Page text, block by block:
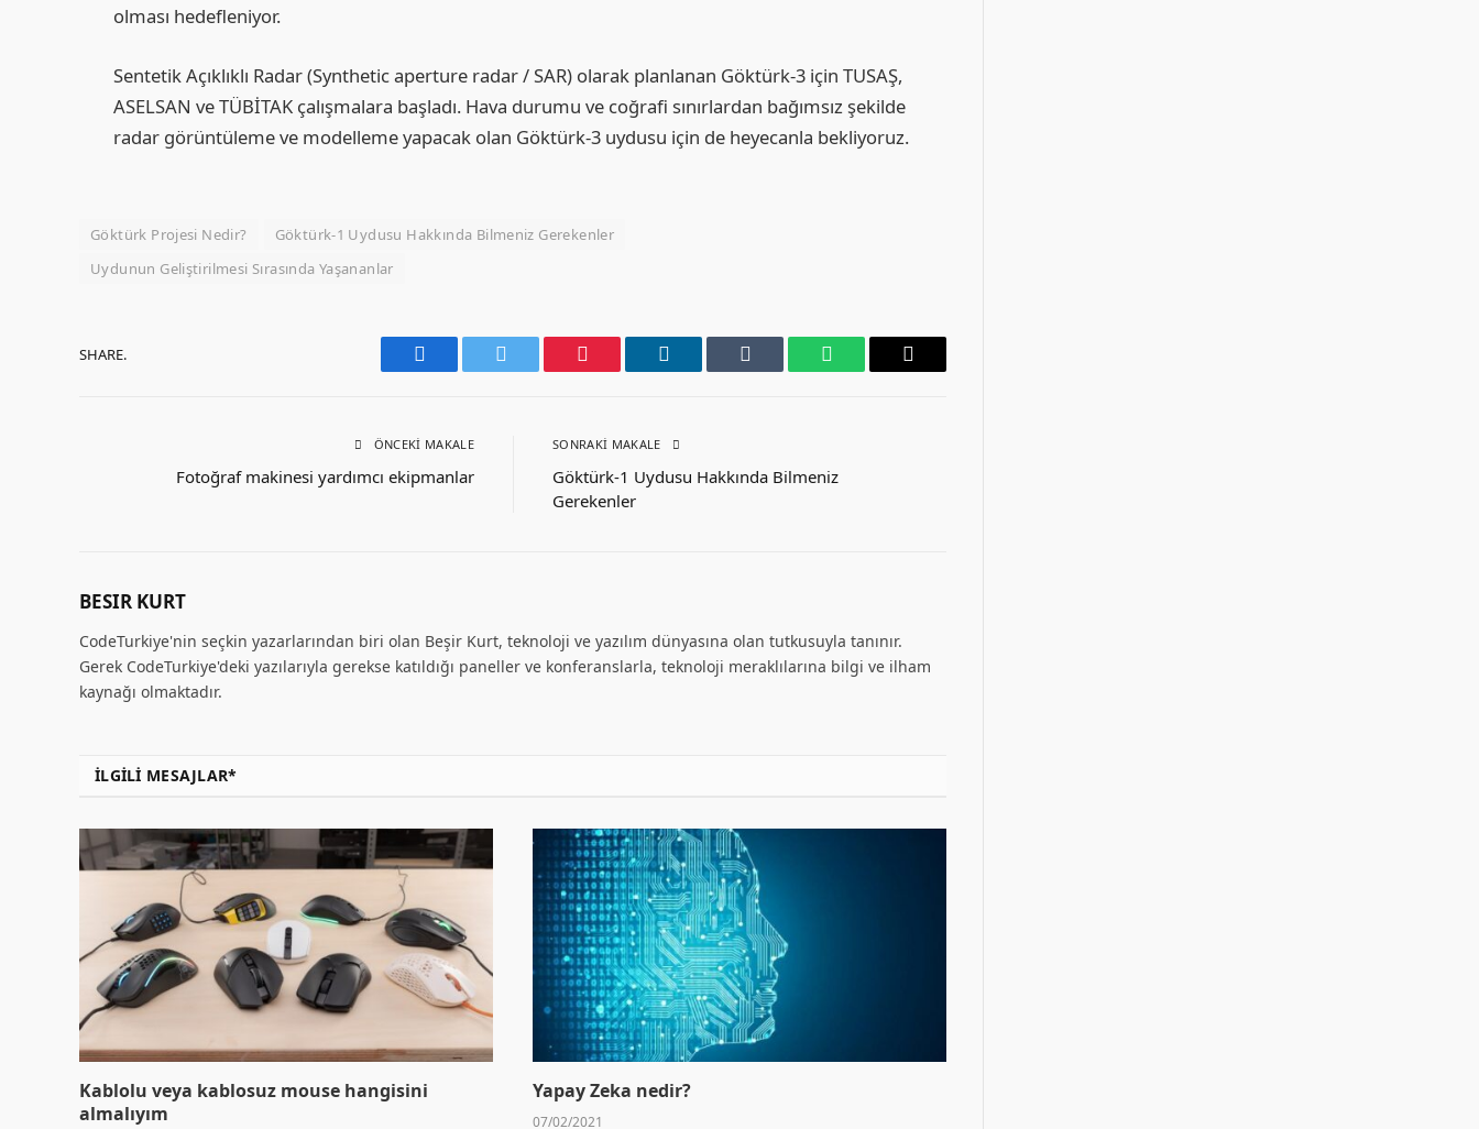
olması hedefleniyor.
Sentetik Açıklıklı Radar (Synthetic aperture radar / SAR) olarak planlanan Göktürk-3 için TUSAŞ,
ASELSAN ve TÜBİTAK çalışmalara başladı. Hava durumu ve coğrafi sınırlardan bağımsız şekilde
radar görüntüleme ve modelleme yapacak olan Göktürk-3 uydusu için de heyecanla bekliyoruz.
Göktürk Projesi Nedir?
Göktürk-1 Uydusu Hakkında Bilmeniz Gerekenler
Uydunun Geliştirilmesi Sırasında Yaşananlar
SHARE.
Facebook Twitter Pinterest LinkedIn Tumblr WhatsAppEmail
ÖNCEKI MAKALE
Fotoğraf makinesi yardımcı ekipmanlar
SONRAKI MAKALE
Göktürk-1 Uydusu Hakkında Bilmeniz
Gerekenler
BESIR KURT
CodeTurkiye'nin seçkin yazarlarından biri olan Beşir Kurt, teknoloji ve yazılım dünyasına olan tutkusuyla tanınır.
Gerek CodeTurkiye'deki yazılarıyla gerekse katıldığı paneller ve konferanslarla, teknoloji meraklılarına bilgi ve ilham
kaynağı olmaktadır.
İLGILI MESAJLAR*
Kablolu veya kablosuz mouse hangisini
almalıyım
Yapay Zeka nedir?
07/02/2021